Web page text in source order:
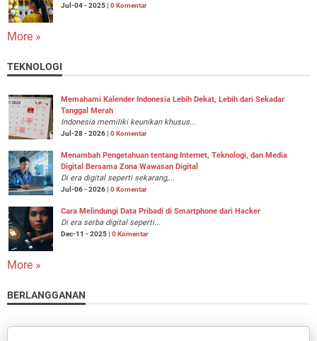
Jul-04 - 2025 | 0 Komentar
More »
TEKNOLOGI
Memahami Kalender Indonesia Lebih Dekat, Lebih dari Sekadar
Tanggal Merah
Indonesia memiliki keunikan khusus...
Jul-28 - 2026 | 0 Komentar
Menambah Pengetahuan tentang Internet, Teknologi, dan Media
Digital Bersama Zona Wawasan Digital
Di era digital seperti sekarang,...
Jul-06 - 2026 | 0 Komentar
Cara Melindungi Data Pribadi di Smartphone dari Hacker
Di era serba digital seperti...
Dec-11 - 2025 | 0 Komentar
More »
BERLANGGANAN